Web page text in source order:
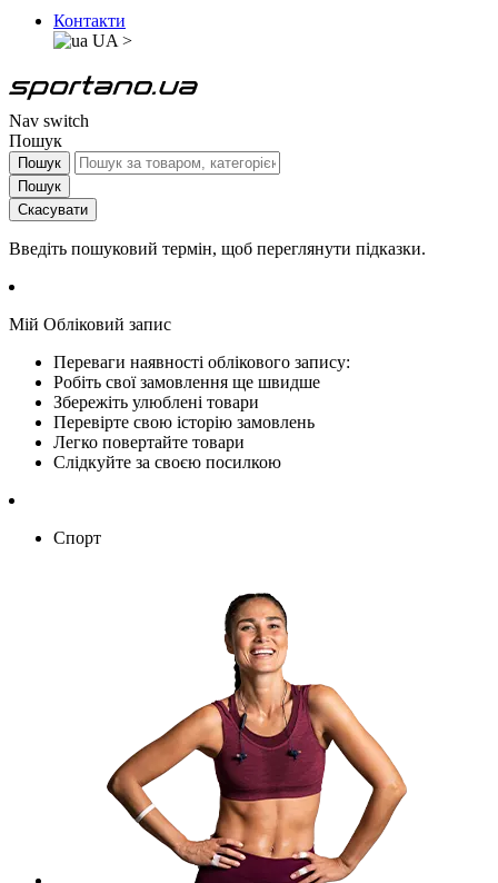
Контакти
UA >
Nav switch
Пошук
Пошук
Пошук
Скасувати
Введіть пошуковий термін, щоб переглянути підказки.
Мій Обліковий запис
Переваги наявності облікового запису:
Робіть свої замовлення ще швидше
Збережіть улюблені товари
Перевірте свою історію замовлень
Легко повертайте товари
Слідкуйте за своєю посилкою
Спорт